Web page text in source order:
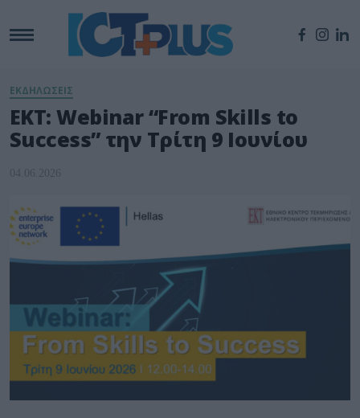
ΕΚΔΗΛΩΣΕΙΣ
EKT: Webinar “From Skills to
Success” την Τρίτη 9 Ιουνίου
04.06.2026